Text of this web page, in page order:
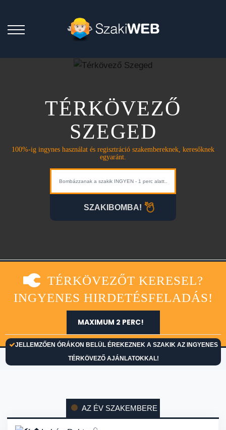
TÉRKÖVEZŐ
SZEGED
100%-ig ingynes használat és regisztráció szakembereknek, keresőknek
egyaránt.
SZAKIBOMBA!
TÉRKÖVEZŐT KERESEL?
INGYENES HIRDETÉSFELADÁS!
JELLEMZŐEN ÓRÁKON BELÜL ÉREKEZNEK A SZAKIK AZ INGYENES
TÉRKÖVEZŐ AJÁNLATOKKAL!
MAXIMUM 2 PERC!
AZ ÉV SZAKEMBERE